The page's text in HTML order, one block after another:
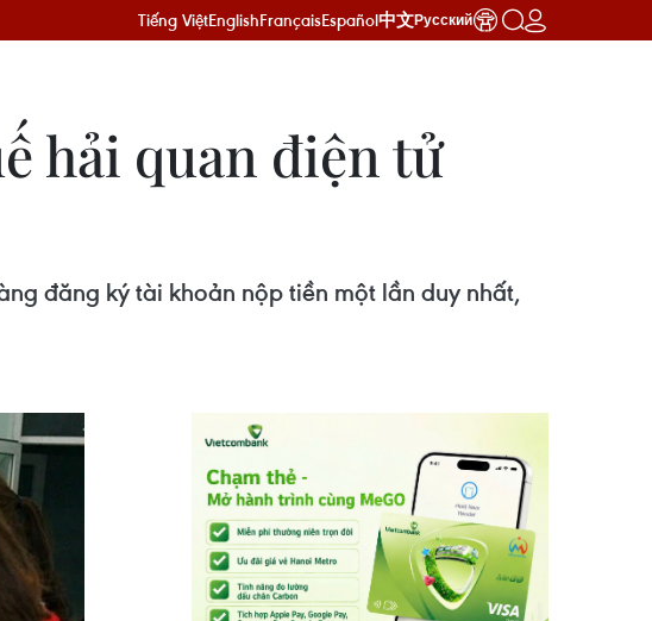
Tiếng ViệtEnglishFrançaisEspañol中文Русский
hải quan điện tử
đăng ký tài khoản nộp tiền một lần duy nhất,